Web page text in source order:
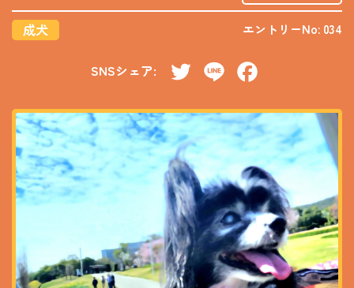
成犬 エントリーNo: 034
SNSシェア: TwitterLine